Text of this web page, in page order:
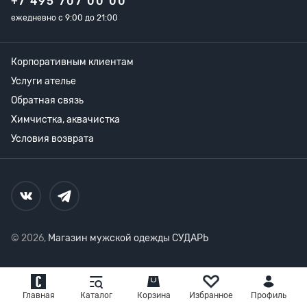
Главная Каталог Корзина Избранное Профиль
ежедневно с 9:00 до 21:00
Корпоративным клиентам
Услуги ателье
Обратная связь
Химчистка, аквачистка
Условия возврата
© 2026, Магазин мужской одежды СУДАРЬ